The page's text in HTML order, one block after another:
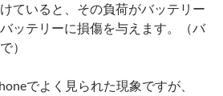
ていると、その負荷がバッテリー
ッテリーに損傷を与えます。（バ
）
でよく見られた現象ですが、